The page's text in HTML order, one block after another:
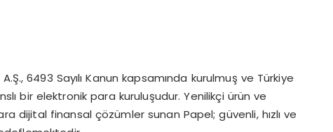
6493 Sayılı Kanun kapsamında kurulmuş ve Türkiye
bir elektronik para kuruluşudur. Yenilikçi ürün ve
dijital finansal çözümler sunan Papel; güvenli, hızlı ve